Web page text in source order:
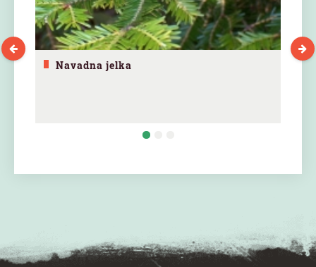
Navadna jelka